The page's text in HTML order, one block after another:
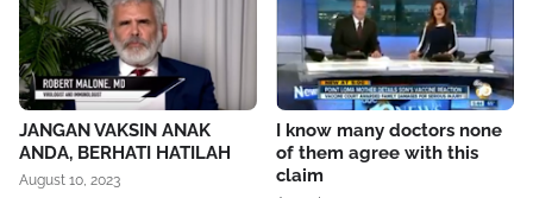
JANGAN VAKSIN ANAK
ANDA, BERHATI HATILAH
August 10, 2023
I know many doctors none
of them agree with this
claim